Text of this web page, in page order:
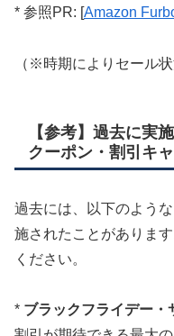
* 参照PR: [Amazon
（※時期によりセール
【参考】過去に実
クーポン・割引キ
過去には、以下のよう
施されたことがありま
ください。
* ブラックフライデー・